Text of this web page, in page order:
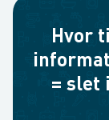
Hvor
= slet